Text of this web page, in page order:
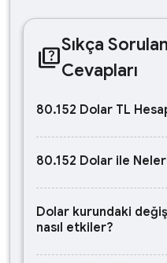
quizSıkça
Cevapları
80.152 Dolar TL
80.152 Dolar ile
Dolar kurundaki
nasıl etkiler?